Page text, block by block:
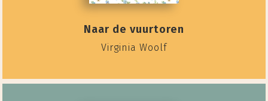
Naar de vuurtoren
Virginia Woolf